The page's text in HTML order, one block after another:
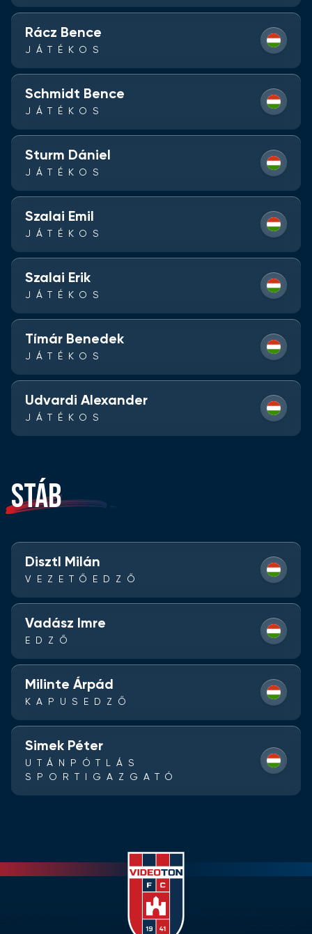
Rácz Bence
JÁTÉKOS
Schmidt Bence
JÁTÉKOS
Sturm Dániel
JÁTÉKOS
Szalai Emil
JÁTÉKOS
Szalai Erik
JÁTÉKOS
Tímár Benedek
JÁTÉKOS
Udvardi Alexander
JÁTÉKOS
STÁB
Disztl Milán
VEZETŐEDZŐ
Vadász Imre
EDZŐ
Milinte Árpád
KAPUSEDZŐ
Simek Péter
UTÁNPÓTLÁS
SPORTIGAZGATÓ